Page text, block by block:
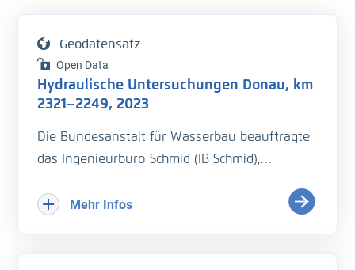
Geodatensatz
Open Data
Hydraulische Untersuchungen Donau, km
2321–2249, 2023
Die Bundesanstalt für Wasserbau beauftragte
das Ingenieurbüro Schmid (IB Schmid),
bei Wasserständen nahe
Mehr Infos